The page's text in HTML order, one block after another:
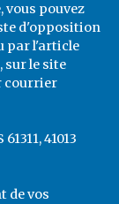
vous pouvez
d'opposition
par l'article
sur le site
courrier
41013
de vos